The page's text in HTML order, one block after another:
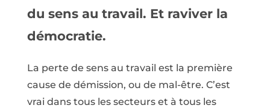
du sens au travail. Et raviver la
démocratie.
La perte de sens au travail est la première
cause de démission, ou de mal-être. C’est
vrai dans tous les secteurs et à tous les